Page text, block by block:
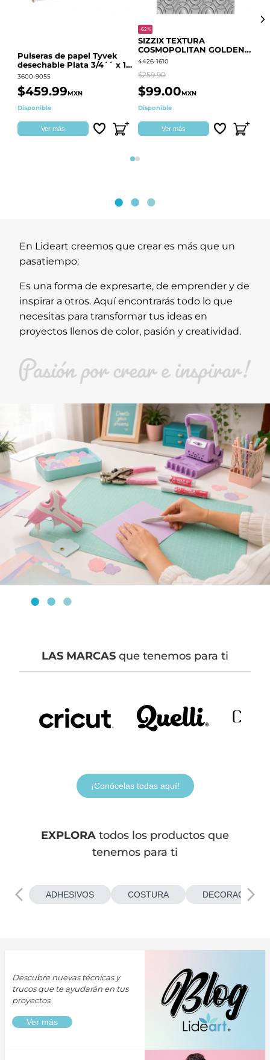
Pulseras de papel Tyvek
desechable Plata 3/4´´ x 10
´´
3600-9055
$459.99MXN
Disponible
Ver más
-62%
SIZZIX TEXTURA
COSMOPOLITAN GOLDEN
RINGS S.PARK 666700
4426-1610
$259.90
$99.00MXN
Disponible
Ver más
Página 1
Página 2
En Lideart creemos que crear es más que un
pasatiempo:
Es una forma de expresarte, de emprender y de
inspirar a otros. Aquí encontrarás todo lo que
necesitas para transformar tus ideas en
proyectos llenos de color, pasión y creatividad.
LAS MARCAS que tenemos para ti
¡Conócelas todas aquí!
EXPLORA todos los productos que
tenemos para ti
ADHESIVOS COSTURA
Descubre nuevas técnicas y
trucos que te ayudarán en tus
proyectos.
Ver más